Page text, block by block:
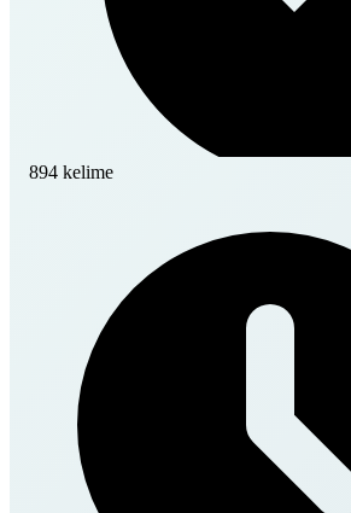
894 kelime